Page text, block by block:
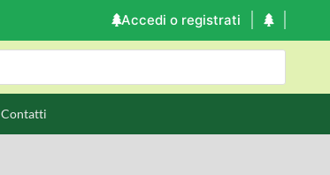
Accedi o registrati
Contatti